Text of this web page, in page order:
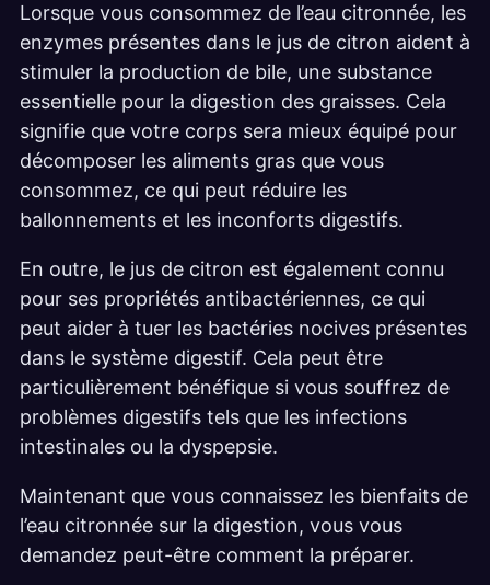
Lorsque vous consommez de l’eau citronnée, les
enzymes présentes dans le jus de citron aident à
stimuler la production de bile, une substance
essentielle pour la digestion des graisses. Cela
signifie que votre corps sera mieux équipé pour
décomposer les aliments gras que vous
consommez, ce qui peut réduire les
ballonnements et les inconforts digestifs.
En outre, le jus de citron est également connu
pour ses propriétés antibactériennes, ce qui
peut aider à tuer les bactéries nocives présentes
dans le système digestif. Cela peut être
particulièrement bénéfique si vous souffrez de
problèmes digestifs tels que les infections
intestinales ou la dyspepsie.
Maintenant que vous connaissez les bienfaits de
l’eau citronnée sur la digestion, vous vous
demandez peut-être comment la préparer.